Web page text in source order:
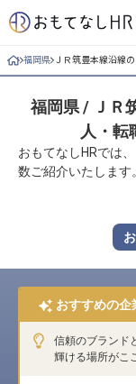
ログイン
求人・施設を
キープした求人
おもてなし
よくある質問
ホテル・宿泊
福岡県 ＪＲ筑豊本線沿線
福岡県 / ＪＲ
人・転
おもてなしHRでは
数ご紹介いたします。
おすすめの企
信頼のブランド
輝ける場所がこ